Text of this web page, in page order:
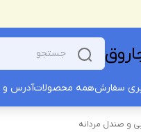
سفارشهمه محصولاتآدرس و
و صندل مردانه